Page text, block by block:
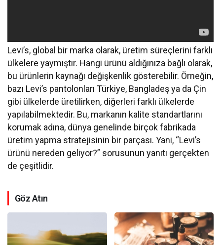
Levi’s, global bir marka olarak, üretim süreçlerini farklı
ülkelere yaymıştır. Hangi ürünü aldığınıza bağlı olarak,
bu ürünlerin kaynağı değişkenlik gösterebilir. Örneğin,
bazı Levi’s pantolonları Türkiye, Bangladeş ya da Çin
gibi ülkelerde üretilirken, diğerleri farklı ülkelerde
yapılabilmektedir. Bu, markanın kalite standartlarını
korumak adına, dünya genelinde birçok fabrikada
üretim yapma stratejisinin bir parçası. Yani, “Levi’s
ürünü nereden geliyor?” sorusunun yanıtı gerçekten
de çeşitlidir.
Göz Atın